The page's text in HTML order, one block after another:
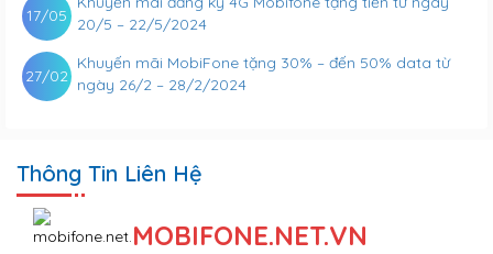
20/5 – 22/5/2024
17/05
Khuyến mãi MobiFone tặng 30% – đến 50% data từ
ngày 26/2 – 28/2/2024
27/02
Thông Tin Liên Hệ
MOBIFONE.NET.VN